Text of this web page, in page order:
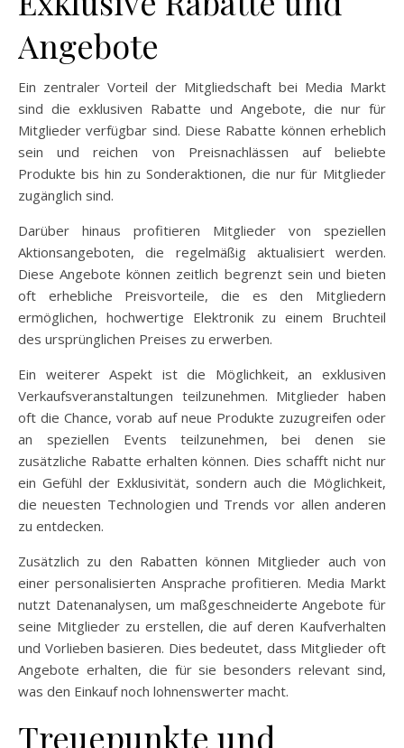
Angebote
Ein zentraler Vorteil der Mitgliedschaft bei Media Markt
sind die exklusiven Rabatte und Angebote, die nur für
Mitglieder verfügbar sind. Diese Rabatte können erheblich
sein und reichen von Preisnachlässen auf beliebte
Produkte bis hin zu Sonderaktionen, die nur für Mitglieder
zugänglich sind.
Darüber hinaus profitieren Mitglieder von speziellen
Aktionsangeboten, die regelmäßig aktualisiert werden.
Diese Angebote können zeitlich begrenzt sein und bieten
oft erhebliche Preisvorteile, die es den Mitgliedern
ermöglichen, hochwertige Elektronik zu einem Bruchteil
des ursprünglichen Preises zu erwerben.
Ein weiterer Aspekt ist die Möglichkeit, an exklusiven
Verkaufsveranstaltungen teilzunehmen. Mitglieder haben
oft die Chance, vorab auf neue Produkte zuzugreifen oder
an speziellen Events teilzunehmen, bei denen sie
zusätzliche Rabatte erhalten können. Dies schafft nicht nur
ein Gefühl der Exklusivität, sondern auch die Möglichkeit,
die neuesten Technologien und Trends vor allen anderen
zu entdecken.
Zusätzlich zu den Rabatten können Mitglieder auch von
einer personalisierten Ansprache profitieren. Media Markt
nutzt Datenanalysen, um maßgeschneiderte Angebote für
seine Mitglieder zu erstellen, die auf deren Kaufverhalten
und Vorlieben basieren. Dies bedeutet, dass Mitglieder oft
Angebote erhalten, die für sie besonders relevant sind,
was den Einkauf noch lohnenswerter macht.
Treuepunkte und